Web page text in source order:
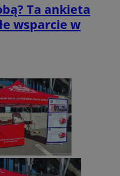
Ta ankieta
wsparcie w